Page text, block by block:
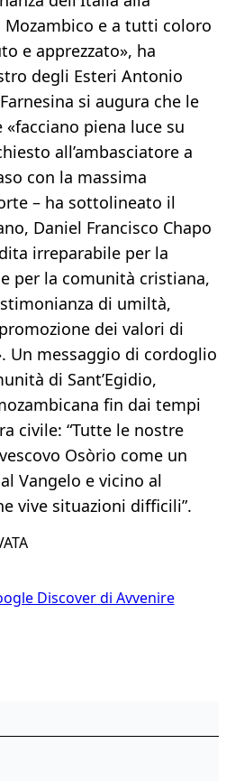
e a tutti coloro
e apprezzato», ha
degli Esteri Antonio
si augura che le
piena luce su
all’ambasciatore a
con la massima
– ha sottolineato il
Daniel Francisco Chapo
irreparabile per la
per la comunità cristiana,
di umiltà,
dei valori di
Un messaggio di cordoglio
di Sant’Egidio,
fin dai tempi
civile: “Tutte le nostre
Osòrio come un
Vangelo e vicino al
vive situazioni difficili”.
Discover di Avvenire